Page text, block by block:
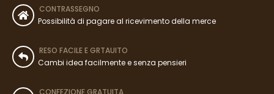
CONTRASSEGNO
Possibilità di pagare al ricevimento della merce
RESO FACILE E GRTAUITO
Cambi idea facilmente e senza pensieri
CONFEZIONE GRATUITA